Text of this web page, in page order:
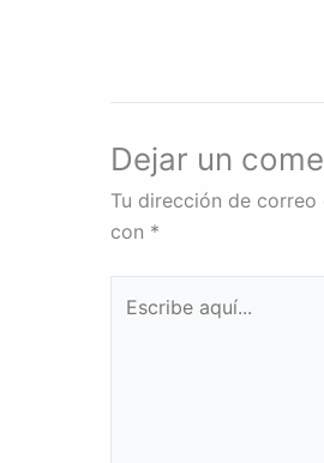
Dejar un
Tu dirección de
con *
aquí...